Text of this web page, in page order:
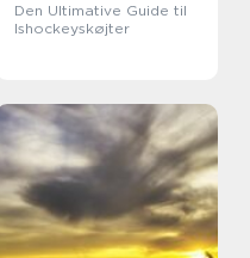
Den Ultimative Guide til
Ishockeyskøjter